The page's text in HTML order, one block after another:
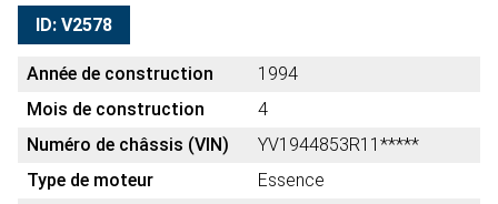
ID: V2578
Année de construction
1994
Mois de construction
4
Numéro de châssis (VIN)
YV1944853R11*****
Type de moteur
Essence